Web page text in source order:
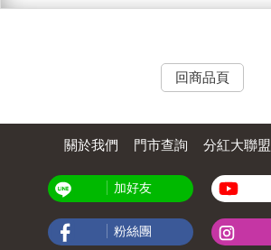
回商品頁
關於我們 門市查詢 分紅大聯盟
加好友
粉絲團